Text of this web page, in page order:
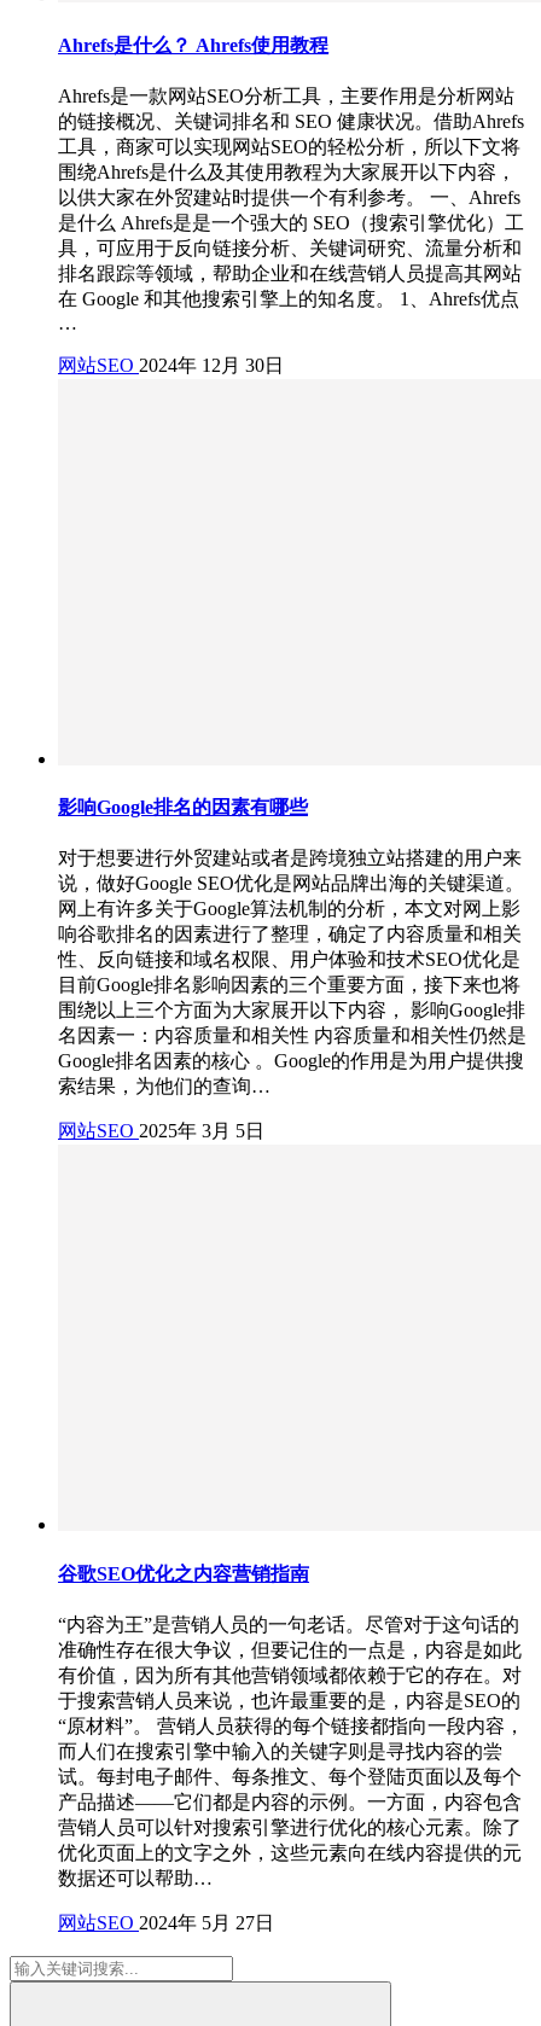
Ahrefs是什么？ Ahrefs使用教程
Ahrefs是一款网站SEO分析工具，主要作用是分析网站
的链接概况、关键词排名和 SEO 健康状况。借助Ahrefs
工具，商家可以实现网站SEO的轻松分析，所以下文将
围绕Ahrefs是什么及其使用教程为大家展开以下内容，
以供大家在外贸建站时提供一个有利参考。 一、Ahrefs
是什么 Ahrefs是是一个强大的 SEO（搜索引擎优化）工
具，可应用于反向链接分析、关键词研究、流量分析和
排名跟踪等领域，帮助企业和在线营销人员提高其网站
在 Google 和其他搜索引擎上的知名度。 1、Ahrefs优点
…
网站SEO 2024年 12月 30日
影响Google排名的因素有哪些
对于想要进行外贸建站或者是跨境独立站搭建的用户来
说，做好Google SEO优化是网站品牌出海的关键渠道。
网上有许多关于Google算法机制的分析，本文对网上影
响谷歌排名的因素进行了整理，确定了内容质量和相关
性、反向链接和域名权限、用户体验和技术SEO优化是
目前Google排名影响因素的三个重要方面，接下来也将
围绕以上三个方面为大家展开以下内容， 影响Google排
名因素一：内容质量和相关性 内容质量和相关性仍然是
Google排名因素的核心 。Google的作用是为用户提供搜
索结果，为他们的查询…
网站SEO 2025年 3月 5日
谷歌SEO优化之内容营销指南
“内容为王”是营销人员的一句老话。尽管对于这句话的
准确性存在很大争议，但要记住的一点是，内容是如此
有价值，因为所有其他营销领域都依赖于它的存在。对
于搜索营销人员来说，也许最重要的是，内容是SEO的
“原材料”。 营销人员获得的每个链接都指向一段内容，
而人们在搜索引擎中输入的关键字则是寻找内容的尝
试。每封电子邮件、每条推文、每个登陆页面以及每个
产品描述——它们都是内容的示例。一方面，内容包含
营销人员可以针对搜索引擎进行优化的核心元素。除了
优化页面上的文字之外，这些元素向在线内容提供的元
数据还可以帮助…
网站SEO 2024年 5月 27日